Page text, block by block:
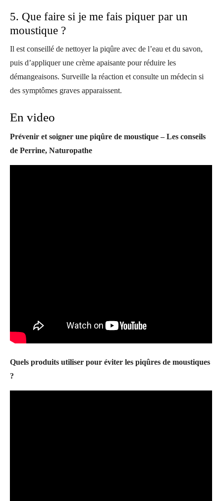
5. Que faire si je me fais piquer par un
moustique ?
Il est conseillé de nettoyer la piqûre avec de l’eau et du savon,
puis d’appliquer une crème apaisante pour réduire les
démangeaisons. Surveille la réaction et consulte un médecin si
des symptômes graves apparaissent.
En video
Prévenir et soigner une piqûre de moustique – Les conseils
de Perrine, Naturopathe
Quels produits utiliser pour éviter les piqûres de moustiques
?